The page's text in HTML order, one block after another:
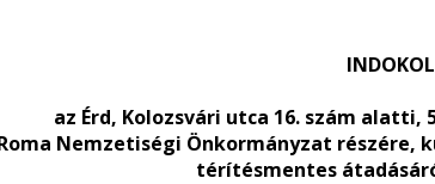
az Érd, Kolozsvári utca 16. szám
Nemzetiségi Önkormányzat
térítésmentes